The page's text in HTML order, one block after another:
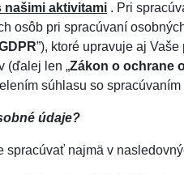
našimi aktivitami . Pri
osôb pri spracúvaní
”), ktoré upravuje aj
(ďalej len „Zákon o ochrane
súhlasu so spracúvaním
údaje?
spracúvať najmä v